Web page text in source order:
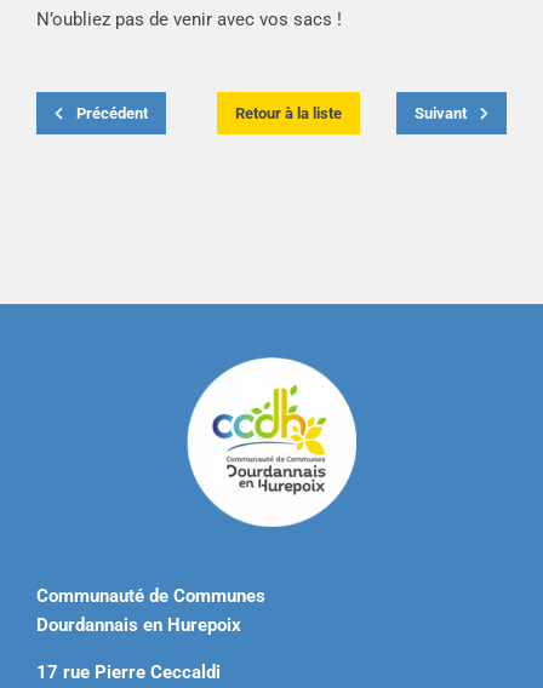
N’oubliez pas de venir avec vos sacs !
Précédent Retour à la liste Suivant
Communauté de Communes
Dourdannais en Hurepoix
17 rue Pierre Ceccaldi